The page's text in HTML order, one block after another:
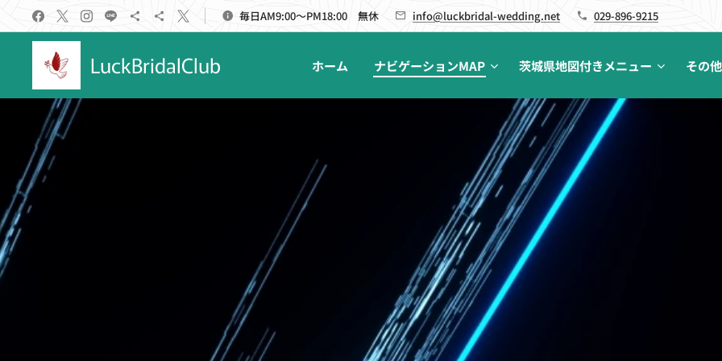
毎日AM9:00～PM18:00 無休 info@luckbridal-wedding.net 029-896-9215
LuckBridalClub ホーム ナビゲーションMAP 茨城県地図付きメニュー その他